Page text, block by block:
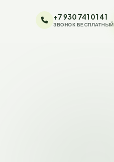
+7 930 741 01 41
ЗВОНОК БЕСПЛАТНЫЙ